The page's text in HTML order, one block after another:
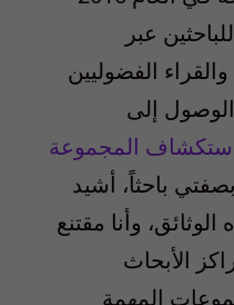
عبر
الفضوليين
إلى
المجموعة
باحثاً، أشيد
وأنا مقتنع
الأبحاث
المهمة